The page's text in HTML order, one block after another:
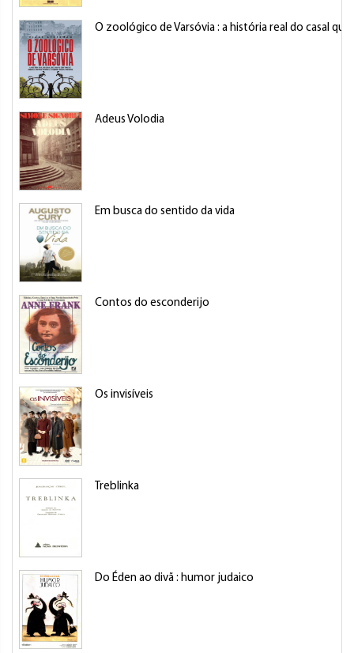
O zoológico de Varsóvia : a história real do casal
Adeus Volodia
Em busca do sentido da vida
Contos do esconderijo
Os invisíveis
Treblinka
Do Éden ao divã : humor judaico